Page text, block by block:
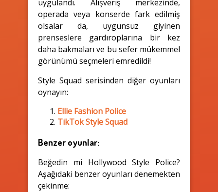
uygulandı. Alışveriş merkezinde,
operada veya konserde fark edilmiş
olsalar da, uygunsuz giyinen
prenseslere gardıroplarına bir kez
daha bakmaları ve bu sefer mükemmel
görünümü seçmeleri emredildi!
Style Squad serisinden diğer oyunları
oynayın:
Ellie Fashion Police
TikTok Style Squad
Benzer oyunlar:
Beğedin mi Hollywood Style Police?
Aşağıdaki benzer oyunları denemekten
çekinme: